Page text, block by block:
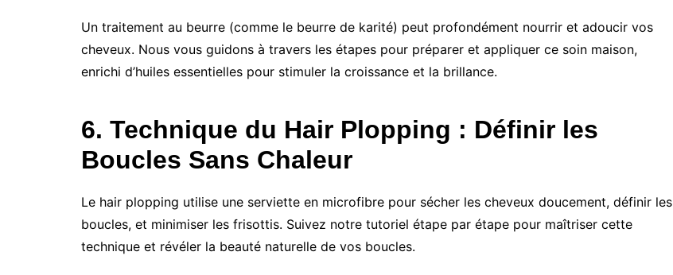
Un traitement au beurre (comme le beurre de karité) peut profondément nourrir et adoucir vos
cheveux. Nous vous guidons à travers les étapes pour préparer et appliquer ce soin maison,
enrichi d’huiles essentielles pour stimuler la croissance et la brillance.
6. Technique du Hair Plopping : Définir les
Boucles Sans Chaleur
Le hair plopping utilise une serviette en microfibre pour sécher les cheveux doucement, définir les
boucles, et minimiser les frisottis. Suivez notre tutoriel étape par étape pour maîtriser cette
technique et révéler la beauté naturelle de vos boucles.